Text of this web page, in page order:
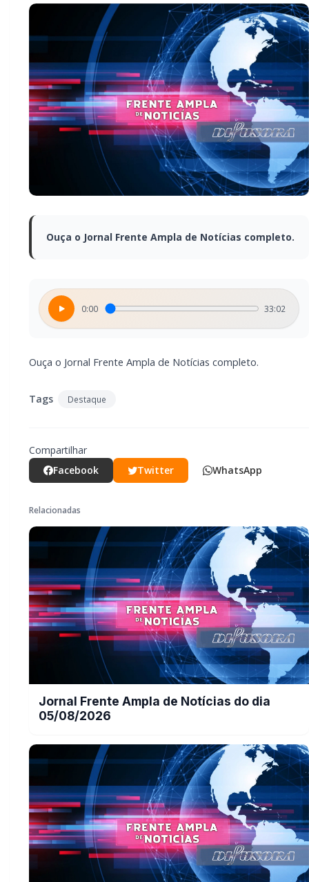
Ouça o Jornal Frente Ampla de Notícias completo.
0:00 33:02
Ouça o Jornal Frente Ampla de Notícias completo.
Tags Destaque
Compartilhar
Facebook
Twitter WhatsApp
Relacionadas
Jornal Frente Ampla de Notícias do dia
05/08/2026